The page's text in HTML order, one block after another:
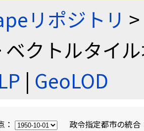
リポジトリ >
ベクトルタイ
| GeoLOD
： 政令指定都市の統